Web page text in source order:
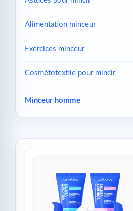
Alimentation minceur
Exercices minceur
Cosmétotextile pour mincir
Minceur homme